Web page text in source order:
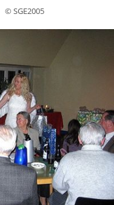
© SGE2005